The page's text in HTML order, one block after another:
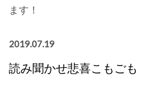
ます！
2019.07.19
読み聞かせ悲喜こもごも